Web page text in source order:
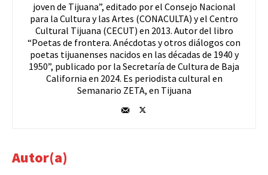
joven de Tijuana”, editado por el Consejo Nacional
para la Cultura y las Artes (CONACULTA) y el Centro
Cultural Tijuana (CECUT) en 2013. Autor del libro
“Poetas de frontera. Anécdotas y otros diálogos con
poetas tijuanenses nacidos en las décadas de 1940 y
1950”, publicado por la Secretaría de Cultura de Baja
California en 2024. Es periodista cultural en
Semanario ZETA, en Tijuana
Autor(a)